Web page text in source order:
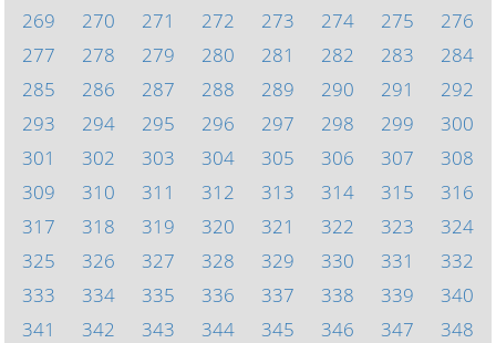
269
270 271 272 273 274 275
276
277
278 279 280 281 282 283
284
285
286 287 288 289 290 291
292
293
294 295 296 297 298 299
300
301
302 303 304 305 306 307
308
309
310 311 312 313 314 315
316
317
318 319 320 321 322 323
324
325
326 327 328 329 330 331
332
333
334 335 336 337 338 339
340
341
342 343 344 345 346 347 348